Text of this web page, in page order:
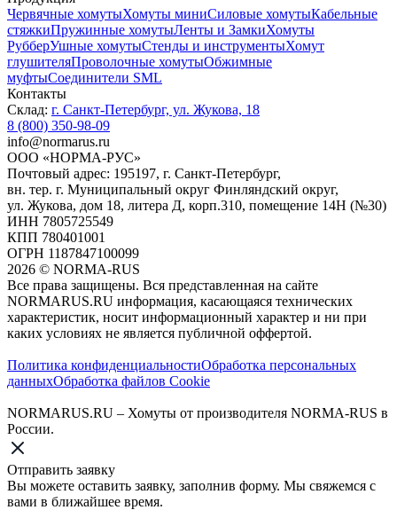
Червячные хомутыХомуты миниСиловые хомутыКабельные
стяжкиПружинные хомутыЛенты и ЗамкиХомуты
РубберУшные хомутыСтенды и инструментыХомут
глушителяПроволочные хомутыОбжимные
муфтыСоединители SML
Контакты
Склад: г. Санкт-Петербург, ул. Жукова, 18
8 (800) 350-98-09
info@normarus.ru
ООО «НОРМА-РУС»
Почтовый адрес: 195197, г. Санкт-Петербург,
вн. тер. г. Муниципальный округ Финляндский округ,
ул. Жукова, дом 18, литера Д, корп.310, помещение 14Н (№30)
ИНН 7805725549
КПП 780401001
ОГРН 1187847100099
2026 © NORMA-RUS
Все права защищены. Вся представленная на сайте
NORMARUS.RU информация, касающаяся технических
характеристик, носит информационный характер и ни при
каких условиях не является публичной оффертой.‍
Политика конфиденциальностиОбработка персональных
данныхОбработка файлов Cookie
NORMARUS.RU – Хомуты от производителя NORMA-RUS в
России.
Отправить заявку
Вы можете оставить заявку, заполнив форму. Мы свяжемся с
вами в ближайшее время.